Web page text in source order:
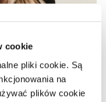
cookie
pliki cookie. Są
na
plików cookie
NATURALNY